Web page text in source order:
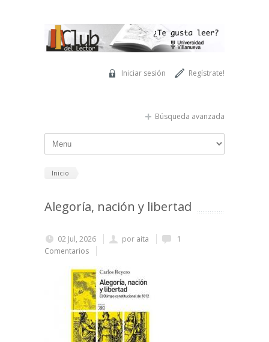
Regístrate!
Iniciar sesión
Búsqueda avanzada
Inicio
Alegoría, nación y libertad
02 Jul, 2026 por aita
1
Comentarios